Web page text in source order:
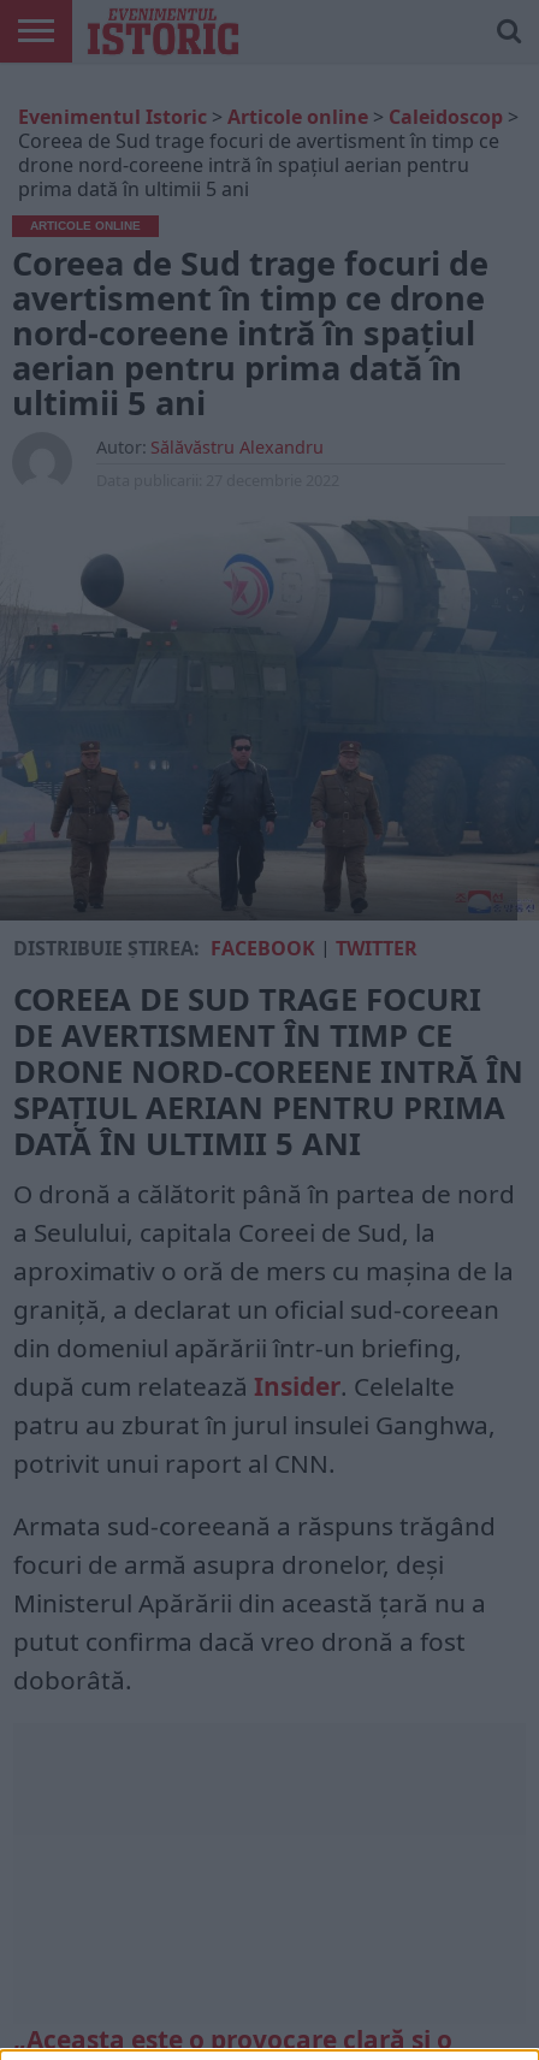
ONLINE
EDIȚII
TIPĂRITE
ISTORIC
PLAY
CONTUL
MEU
Evenimentul Istoric > Articole online > Caleidoscop >
Coreea de Sud trage focuri de avertisment în timp ce
drone nord-coreene intră în spațiul aerian pentru
prima dată în ultimii 5 ani
ARTICOLE ONLINE
Coreea de Sud trage focuri de
avertisment în timp ce drone
nord-coreene intră în spațiul
aerian pentru prima dată în
ultimii 5 ani
Autor: Sălăvăstru Alexandru
DISTRIBUIE ȘTIREA: FACEBOOK |TWITTER
COREEA DE SUD TRAGE FOCURI
DE AVERTISMENT ÎN TIMP CE
DRONE NORD-COREENE INTRĂ ÎN
SPAȚIUL AERIAN PENTRU PRIMA
DATĂ ÎN ULTIMII 5 ANI
O dronă a călătorit până în partea de nord
a Seulului, capitala Coreei de Sud, la
aproximativ o oră de mers cu mașina de la
graniță, a declarat un oficial sud-coreean
din domeniul apărării într-un briefing,
după cum relatează Insider. Celelalte
patru au zburat în jurul insulei Ganghwa,
potrivit unui raport al CNN.
Armata sud-coreeană a răspuns trăgând
focuri de armă asupra dronelor, deși
Ministerul Apărării din această țară nu a
putut confirma dacă vreo dronă a fost
doborâtă.
„Aceasta este o provocare clară și o